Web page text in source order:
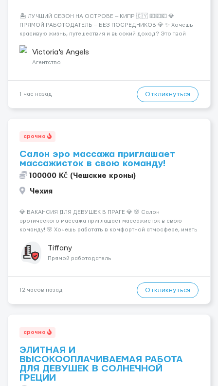
🏝️ ЛУЧШИЙ СЕЗОН НА ОСТРОВЕ — КИПР 🇨🇾 💶💶💶 💎
ПРЯМОЙ РАБОТОДАТЕЛЬ — БЕЗ ПОСРЕДНИКОВ 💎 ✨ Хочешь
красивую жизнь, путешествия и высокий доход? Это твой
Опытная команда с годами практики — Стабильный поток
клиентов (без ...
Victoria's Angels
Агентство
1 час назад Откликнуться
срочно
Салон эро массажа приглашает
массажисток в свою команду!
100000 Kč (Чешские кроны)
Чехия
💎 ВАКАНСИЯ ДЛЯ ДЕВУШЕК В ПРАГЕ 💎 🌸 Салон
эротического массажа приглашает массажисток в свою
команду! 🌸 Хочешь работать в комфортной атмосфере, иметь
Тогда мы ждём именно тебя! 💆‍♀️✨ 💰 ЧТО МЫ ПРЕДЛАГАЕМ: 🔥
Доход от 4 000 €...
Tiffany
Прямой работодатель
12 часов назад Откликнуться
срочно
ЭЛИТНАЯ И
ВЫСОКООПЛАЧИВАЕМАЯ РАБОТА
ДЛЯ ДЕВУШЕК В СОЛНЕЧНОЙ
ГРЕЦИИ